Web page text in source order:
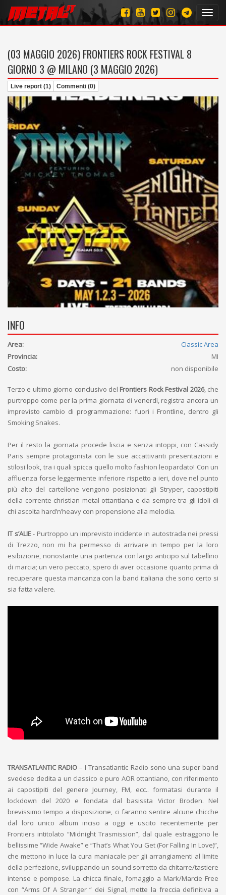
(03 MAGGIO 2026) FRONTIERS ROCK FESTIVAL 8
GIORNO 3 @ MILANO (3 MAGGIO 2026)
Live report (1) Commenti (0)
INFO
Area:
Classic Area
Provincia:
MI
Costo:
non disponibile
Terzo e ultimo giorno conclusivo del Frontiers Rock Festival 2026, che
purtroppo come per la prima giornata di venerdì, registra ancora un
imprevisto cambio di programmazione: fuori i Frontline, dentro gli
Smoking Snakes.
Per il resto la giornata procede liscia e senza intoppi, con Cassidy
Paris sempre protagonista con le sue accattivanti presentazioni e
stilosi look, tra i quali spicca quello molto fashion leopardato! Con un
affluenza forse leggermente inferiore rispetto a ieri, dove nel punto
più alto del cartellone vengono posizionati gli Stryper, capostipiti
della corrente christian metal ottantiana e da sempre tra gli idoli di
chi ascolta hard’n’heavy con propensione alla melodia.
IT s’ALIE- Purtroppo un imprevisto incidente in autostrada nei pressi
di Trezzo, non mi ha permesso di arrivare in tempo per la loro
esibizione, nonostante una partenza con largo anticipo sul tabellino
di marcia; un vero peccato, spero di aver occasione quanto prima di
recuperare questa mancanza con la band italiana che sono certo si
sia fatta valere.
TRANSATLANTIC RADIO – I Transatlantic Radio sono una super band
svedese dedita a un classico e puro AOR ottantiano, con riferimento
ai capostipiti del genere Journey, FM, ecc.. formatasi durante il
lockdown del 2020 e fondata dal basissta Victor Broden. Nel
brevissimo tempo a disposizione, ci faranno sentire alcune chicche
dal loro unico album inciso a oggi e uscito recentemente per
Frontiers intitolato “Midnight Trasmission”, dal quale estraggono le
bellissime “Wide Awake” e “That’s What You Get (For Falling In Love)”,
che mettono in luce la cura maniacale per gli arrangiamenti al limite
della perfezione, sviluppando un sound sorretto da chitarre/tastiere
intense e pompose. La chicca finale, l’omaggio a Mark/Marcie Free
con “Arms Of A Stranger “ dei Signal, mette la freccia definitiva a